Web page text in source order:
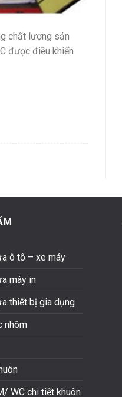
chất lượng sản
được điều khiển
ô tô – xe máy
máy in
thiết bị gia dụng
nhôm
WC chi tiết khuôn